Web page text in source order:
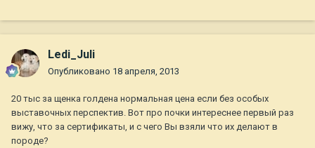
Ledi_Juli
Опубликовано 18 апреля, 2013
20 тыс за щенка голдена нормальная цена если без особых
выставочных перспектив. Вот про почки интереснее первый раз
вижу, что за сертификаты, и с чего Вы взяли что их делают в
породе?